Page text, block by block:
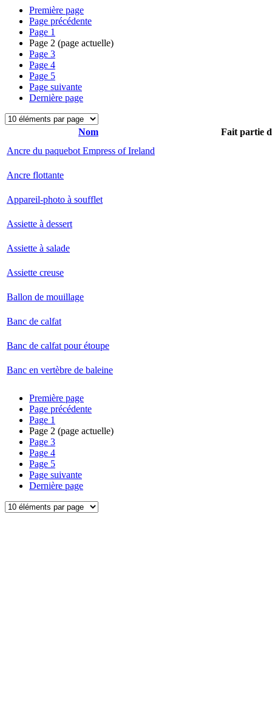
Première page
Page précédente
Page 1
Page 2 (page actuelle)
Page 3
Page 4
Page 5
Page suivante
Dernière page
Nom
Fait partie
Ancre du paquebot Empress of Ireland
Ancre flottante
Appareil-photo à soufflet
Assiette à dessert
Assiette à salade
Assiette creuse
Ballon de mouillage
Banc de calfat
Banc de calfat pour étoupe
Banc en vertèbre de baleine
Première page
Page précédente
Page 1
Page 2 (page actuelle)
Page 3
Page 4
Page 5
Page suivante
Dernière page